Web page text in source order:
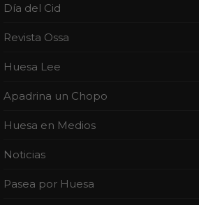
Día del Cid
Revista Ossa
Huesa Lee
Apadrina un Chopo
Huesa en Medios
Noticias
Pasea por Huesa